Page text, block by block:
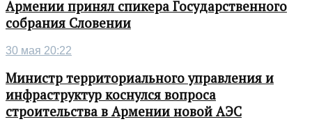
Армении принял спикера Государственного
собрания Словении
30 мая 20:22
Министр территориального управления и
инфраструктур коснулся вопроса
строительства в Армении новой АЭС